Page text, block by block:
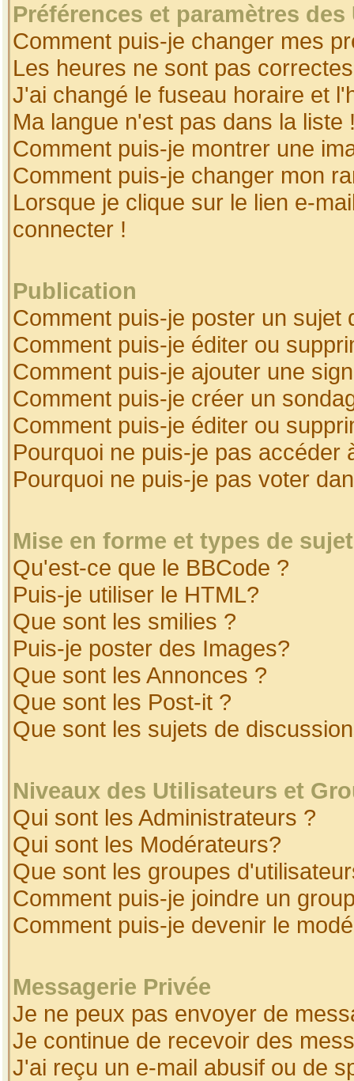
Préférences et paramètres
Comment puis-je changer mes
Les heures ne sont pas
J'ai changé le fuseau horaire et
Ma langue n'est pas dans la liste
Comment puis-je montrer une
Comment puis-je changer mon
Lorsque je clique sur le lien e-
connecter !
Publication
Comment puis-je poster un sujet
Comment puis-je éditer ou
Comment puis-je ajouter une
Comment puis-je créer un
Comment puis-je éditer ou
Pourquoi ne puis-je pas accéder
Pourquoi ne puis-je pas voter
Mise en forme et types de
Qu'est-ce que le BBCode ?
Puis-je utiliser le HTML?
Que sont les smilies ?
Puis-je poster des Images?
Que sont les Annonces ?
Que sont les Post-it ?
Que sont les sujets de
Niveaux des Utilisateurs et
Qui sont les Administrateurs ?
Qui sont les Modérateurs?
Que sont les groupes
Comment puis-je joindre un
Comment puis-je devenir le
Messagerie Privée
Je ne peux pas envoyer de
Je continue de recevoir des
J'ai reçu un e-mail abusif ou de